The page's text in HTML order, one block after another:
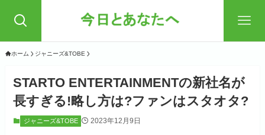
ホーム ジャニーズ&TOBE
STARTO ENTERTAINMENTの新社名が
長すぎる!略し方は?ファンはスタオタ?
ジャニーズ&TOBE 2023年12月9日